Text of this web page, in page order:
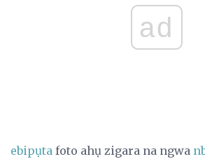
ad
ebipụta foto ahụ zigara na ngwa